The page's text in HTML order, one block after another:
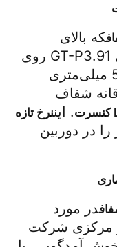
. این